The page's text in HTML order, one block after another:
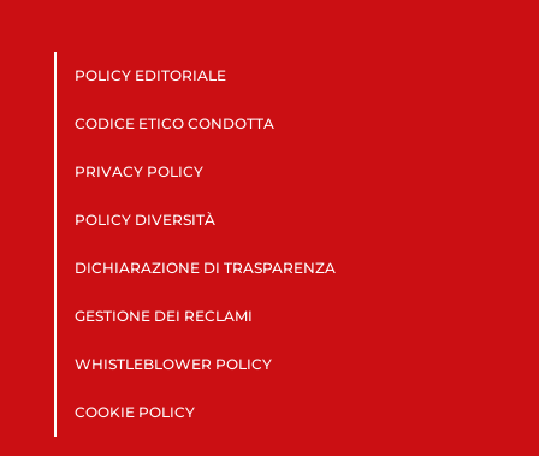
POLICY EDITORIALE
CODICE ETICO CONDOTTA
PRIVACY POLICY
POLICY DIVERSITÀ
DICHIARAZIONE DI TRASPARENZA
GESTIONE DEI RECLAMI
WHISTLEBLOWER POLICY
COOKIE POLICY